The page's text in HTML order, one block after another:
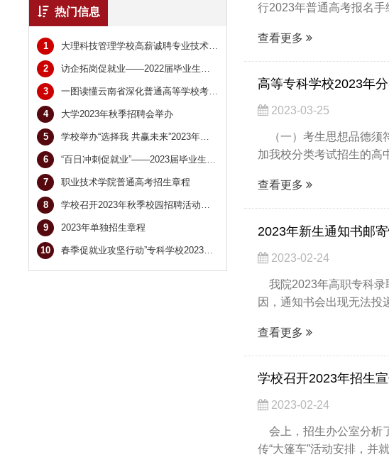
行2023年普通高考报名
查看更多
高等专科学校2023年
2023-03-25
（一）考生思想品德须
加我校分类考试招生的高
查看更多
2023年新生通知书邮
2023-02-24
我院2023年高职专科录
因，通知书会出现无法投
查看更多
学校召开2023年招生
2023-02-24
会上，招生办公室分析
热门信息
1 大理科技管理学校高薪诚聘专业技术教师：共建滇西职教高地，诚邀英才共筑未来
2 访企拓岗促就业——2022届毕业生网络招聘会
3 一图读懂云南省深化普通高等学校考试招生综合改革实施方案
4 大学2023年秋季招聘会举办
5 学校举办“选择我 共赢未来”2023年高校毕业生双选会
6 “百日冲刺促就业”――2023届毕业生校园招聘会
7 职业技术学院普通高考招生章程
8 学校召开2023年秋季校园招聘活动协调会
9 2023年单独招生章程
10 春季促就业攻坚行动”专科学校2023届毕业生网络双选会